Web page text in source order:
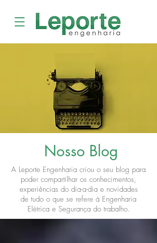
Nosso Blog
A Leporte Engenharia criou o seu blog para
poder compartilhar os conhecimentos,
experiências do dia-a-dia e novidades
de tudo o que se refere à Engenharia
Elétrica e Segurança do trabalho.